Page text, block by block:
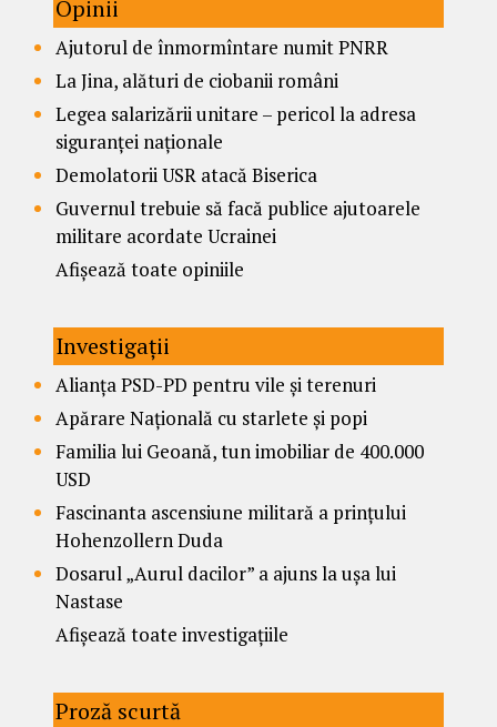
Opinii
Ajutorul de înmormîntare numit PNRR
La Jina, alături de ciobanii români
Legea salarizării unitare – pericol la adresa
siguranței naționale
Demolatorii USR atacă Biserica
Guvernul trebuie să facă publice ajutoarele
militare acordate Ucrainei
Afișează toate opiniile
Investigații
Alianța PSD-PD pentru vile și terenuri
Apărare Națională cu starlete și popi
Familia lui Geoană, tun imobiliar de 400.000
USD
Fascinanta ascensiune militară a prințului
Hohenzollern Duda
Dosarul „Aurul dacilor” a ajuns la ușa lui
Nastase
Afișează toate investigațiile
Proză scurtă